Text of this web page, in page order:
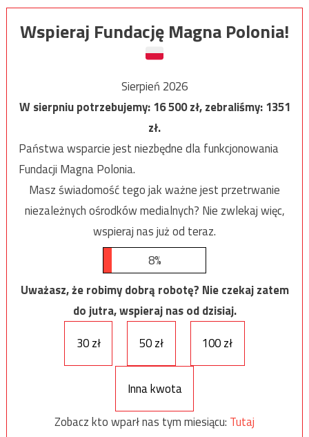
Wspieraj Fundację Magna Polonia!
Sierpień 2026
W sierpniu potrzebujemy:16 500zł, zebraliśmy:1351
zł.
Państwa wsparcie jest niezbędne dla funkcjonowania
Fundacji Magna Polonia.
Masz świadomość tego jak ważne jest przetrwanie
niezależnych ośrodków medialnych? Nie zwlekaj więc,
wspieraj nas już od teraz.
8%
Uważasz, że robimy dobrą robotę? Nie czekaj zatem
do jutra, wspieraj nas od dzisiaj.
30 zł
50 zł 100 zł
Inna kwota
Zobacz kto wparł nas tym miesiącu: Tutaj